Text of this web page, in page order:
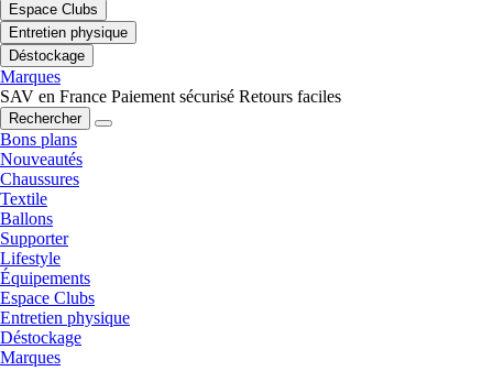
Espace Clubs
Entretien physique
Déstockage
Marques
SAV en France Paiement sécurisé Retours faciles
Rechercher
Bons plans
Nouveautés
Chaussures
Textile
Ballons
Supporter
Lifestyle
Équipements
Espace Clubs
Entretien physique
Déstockage
Marques